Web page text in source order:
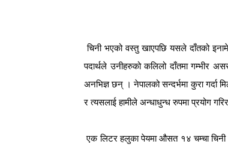
चिनी भएको वस्तु खाएपछि यसले दाँतको
पदार्थले उनीहरुको कलिलो दाँतमा गम्भीर
अनभिज्ञ छन् । नेपालको सन्दर्भमा कुरा गर्दा
र त्यसलाई हामीले अन्धाधुन्ध रुपमा प्रयोग
एक लिटर हलुका पेयमा औसत १४ चम्चा चिनी